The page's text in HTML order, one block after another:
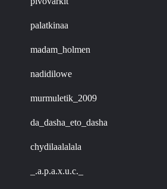
palatkinaa
madam_holmen
nadidilowe
murmuletik_2009
da_dasha_eto_dasha
chydilaalalala
_.a.p.a.x.u.c._